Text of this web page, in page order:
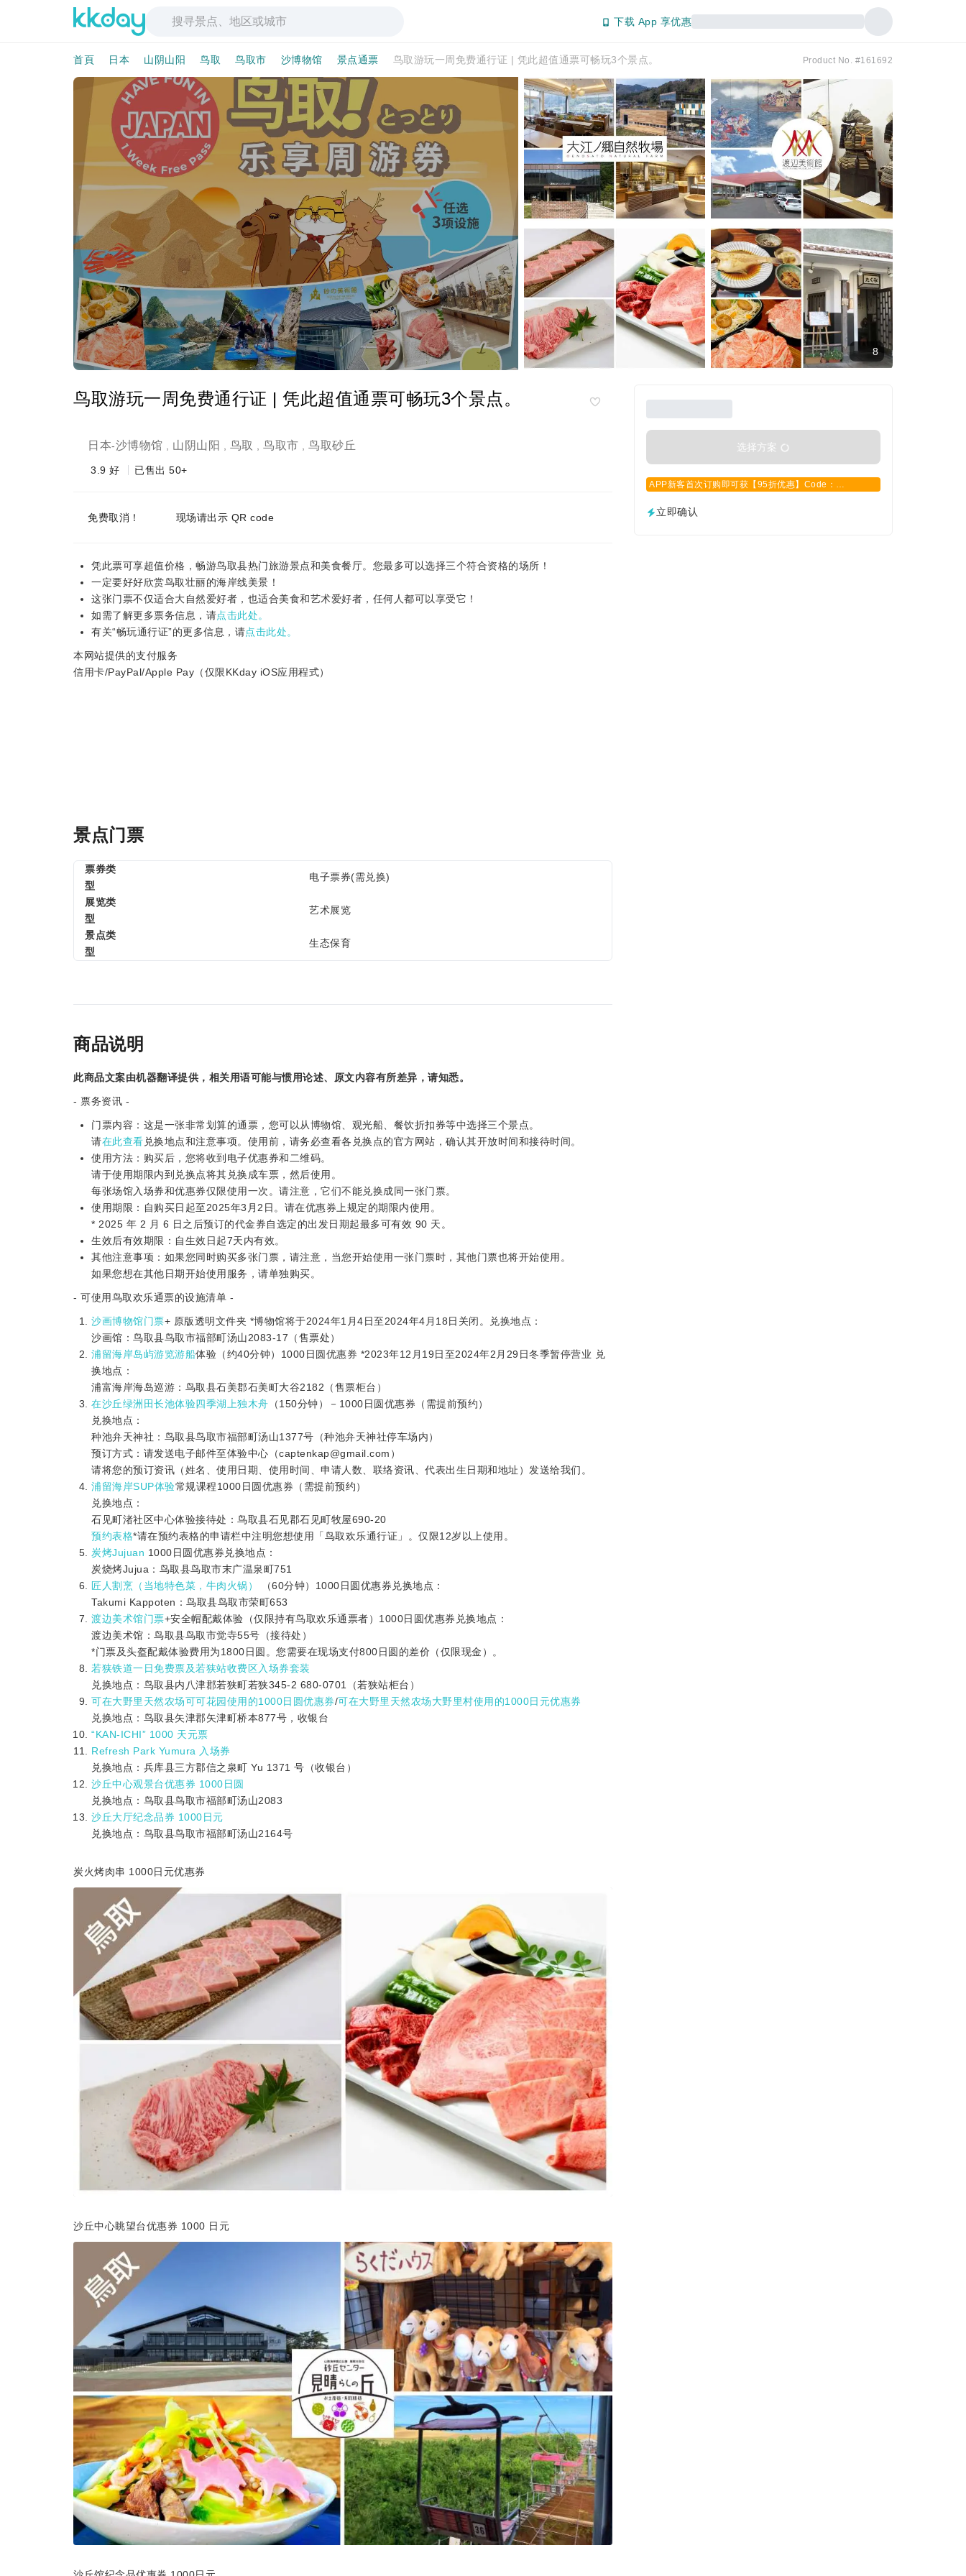
下载 App 享优惠
首頁 日本 山阴山阳 鸟取 鸟取市 沙博物馆 景点通票 鸟取游玩一周免费通行证 | 凭此超值通票可畅玩3个景点。 Product No. #161692
8
鸟取游玩一周免费通行证 | 凭此超值通票可畅玩3个景点。
日本-沙博物馆 山阴山阳 鸟取 鸟取市 鸟取砂丘
3.9 好 已售出 50+
免费取消！ 现场请出示 QR code
凭此票可享超值价格，畅游鸟取县热门旅游景点和美食餐厅。您最多可以选择三个符合资格的场所！
一定要好好欣赏鸟取壮丽的海岸线美景！
这张门票不仅适合大自然爱好者，也适合美食和艺术爱好者，任何人都可以享受它！
如需了解更多票务信息，请点击此处。
有关“畅玩通行证”的更多信息，请点击此处。
本网站提供的支付服务
信用卡/PayPal/Apple Pay（仅限KKday iOS应用程式）
选择方案
APP新客首次订购即可获【95折优惠】Code：
立即确认
景点门票
票券类
型
电子票券(需兑换)
展览类
型
艺术展览
景点类
型
生态保育
商品说明
此商品文案由机器翻译提供，相关用语可能与惯用论述、原文内容有所差异，请知悉。
- 票务资讯 -
门票内容：这是一张非常划算的通票，您可以从博物馆、观光船、餐饮折扣券等中选择三个景点。
请在此查看 兑换地点和注意事项。使用前，请务必查看各兑换点的官方网站，确认其开放时间和接待时间。
使用方法：购买后，您将收到电子优惠券和二维码。
请于使用期限内到兑换点将其兑换成车票，然后使用。
每张场馆入场券和优惠券仅限使用一次。请注意，它们不能兑换成同一张门票。
使用期限：自购买日起至2025年3月2日。请在优惠券上规定的期限内使用。
* 2025 年 2 月 6 日之后预订的代金券自选定的出发日期起最多可有效 90 天。
生效后有效期限：自生效日起7天内有效。
其他注意事项：如果您同时购买多张门票，请注意，当您开始使用一张门票时，其他门票也将开始使用。
如果您想在其他日期开始使用服务，请单独购买。
- 可使用鸟取欢乐通票的设施清单 -
沙画博物馆门票+ 原版透明文件夹 *博物馆将于2024年1月4日至2024年4月18日关闭。兑换地点：
沙画馆：鸟取县鸟取市福部町汤山2083-17（售票处）
浦留海岸岛屿游览游船体验（约40分钟）1000日圆优惠券 *2023年12月19日至2024年2月29日冬季暂停营业 兑
换地点：
浦富海岸海岛巡游：鸟取县石美郡石美町大谷2182（售票柜台）
在沙丘绿洲田长池体验四季湖上独木舟 （150分钟）－1000日圆优惠券（需提前预约）
兑换地点：
种池弁天神社：鸟取县鸟取市福部町汤山1377号（种池弁天神社停车场内）
预订方式：请发送电子邮件至体验中心（captenkap@gmail.com）
请将您的预订资讯（姓名、使用日期、使用时间、申请人数、联络资讯、代表出生日期和地址）发送给我们。
浦留海岸SUP体验常规课程1000日圆优惠券（需提前预约）
兑换地点：
石见町渚社区中心体验接待处：鸟取县石见郡石见町牧屋690-20
预约表格*请在预约表格的申请栏中注明您想使用「鸟取欢乐通行证」。仅限12岁以上使用。
炭烤Jujuan 1000日圆优惠券兑换地点：
炭烧烤Jujua：鸟取县鸟取市末广温泉町751
匠人割烹（当地特色菜，牛肉火锅）
（60分钟）1000日圆优惠券兑换地点：
Takumi Kappoten：鸟取县鸟取市荣町653
渡边美术馆门票+安全帽配戴体验（仅限持有鸟取欢乐通票者）1000日圆优惠券兑换地点：
渡边美术馆：鸟取县鸟取市觉寺55号（接待处）
*门票及头盔配戴体验费用为1800日圆。您需要在现场支付800日圆的差价（仅限现金）。
若狭铁道一日免费票及若狭站收费区入场券套装
兑换地点：鸟取县内八津郡若狭町若狭345-2 680-0701（若狭站柜台）
可在大野里天然农场可可花园使用的1000日圆优惠券/可在大野里天然农场大野里村使用的1000日元优惠券
兑换地点：鸟取县矢津郡矢津町桥本877号，收银台
“KAN-ICHI” 1000 天元票
Refresh Park Yumura 入场券
兑换地点：兵库县三方郡信之泉町 Yu 1371 号（收银台）
沙丘中心观景台优惠券 1000日圆
兑换地点：鸟取县鸟取市福部町汤山2083
沙丘大厅纪念品券 1000日元
兑换地点：鸟取县鸟取市福部町汤山2164号
炭火烤肉串 1000日元优惠券
沙丘中心眺望台优惠券 1000 日元